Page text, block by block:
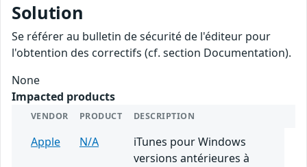
Solution
Se référer au bulletin de sécurité de l'éditeur pour
l'obtention des correctifs (cf. section Documentation).
None
Impacted products
VENDOR PRODUCT DESCRIPTION
Apple N/A
iTunes pour Windows
versions antérieures à